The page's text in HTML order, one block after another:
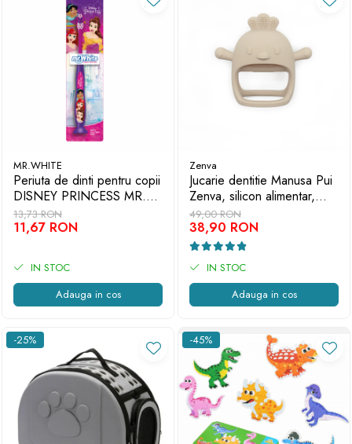
MR.WHITE
Periuta de dinti pentru copii
DISNEY PRINCESS MR.
WHITE
13,73 RON
11,67 RON
IN STOC
Adauga in cos
Zenva
Jucarie dentitie Manusa Pui
Zenva, silicon alimentar,
fara BPA, 3-12 luni, Crem
49,00 RON
38,90 RON
IN STOC
Adauga in cos
-25% -45%